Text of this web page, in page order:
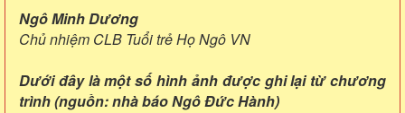
Ngô Minh Dương
Chủ nhiệm CLB Tuổi trẻ Họ Ngô VN
Dưới đây là một số hình ảnh được ghi lại từ chương
trình (nguồn: nhà báo Ngô Đức Hành)